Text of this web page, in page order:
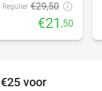
Regulier €29,50
€21 ,50
voor